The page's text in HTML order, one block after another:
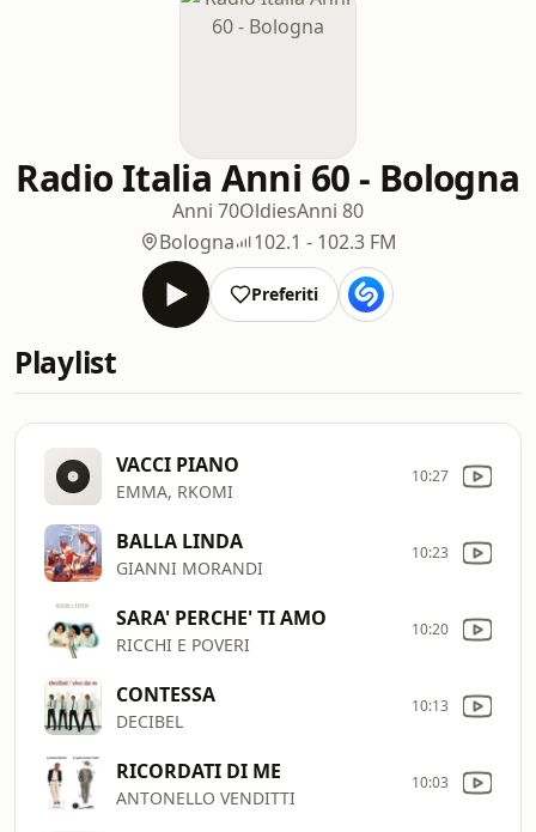
Radio Italia Anni 60 - Bologna
Anni 70OldiesAnni 80
Bologna
102.1 - 102.3 FM
Preferiti
Playlist
VACCI PIANO
EMMA, RKOMI
10:27
BALLA LINDA
GIANNI MORANDI
10:23
SARA' PERCHE' TI AMO
RICCHI E POVERI
10:20
CONTESSA
DECIBEL
10:13
RICORDATI DI ME
ANTONELLO VENDITTI
10:03